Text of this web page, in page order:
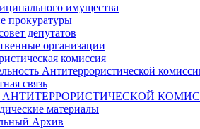
имущества
прокуратуры
депутатов
организации
комиссия
Антитеррористической
связь
материалы
Архив